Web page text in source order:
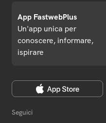
App FastwebPlus
Un'app unica per
conoscere, informare,
ispirare
Seguici